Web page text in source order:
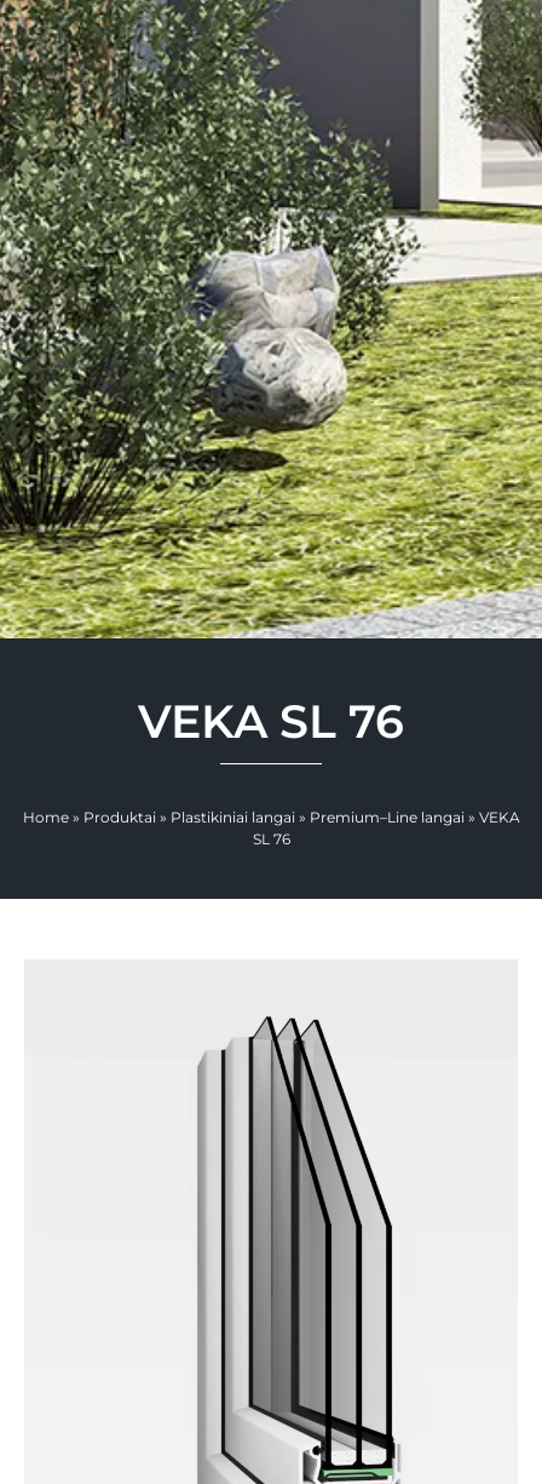
VEKA SL 76
Home» Produktai» Plastikiniai langai» Premium–Line langai» VEKA
SL 76